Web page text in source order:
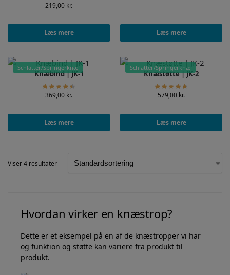
219,00 kr.
Læs mere Læs mere
Schlatter/Springerknæ
Knæbind | JK-1
369,00 kr.
Læs mere
Schlatter/Springerknæ
Knæstøtte | JK-2
579,00 kr.
Læs mere
Viser 4 resultater
Hvordan virker en knæstrop?
Dette er et eksempel på en af de knæstropper vi har
og funktion og støtte kan variere fra produkt til
produkt.